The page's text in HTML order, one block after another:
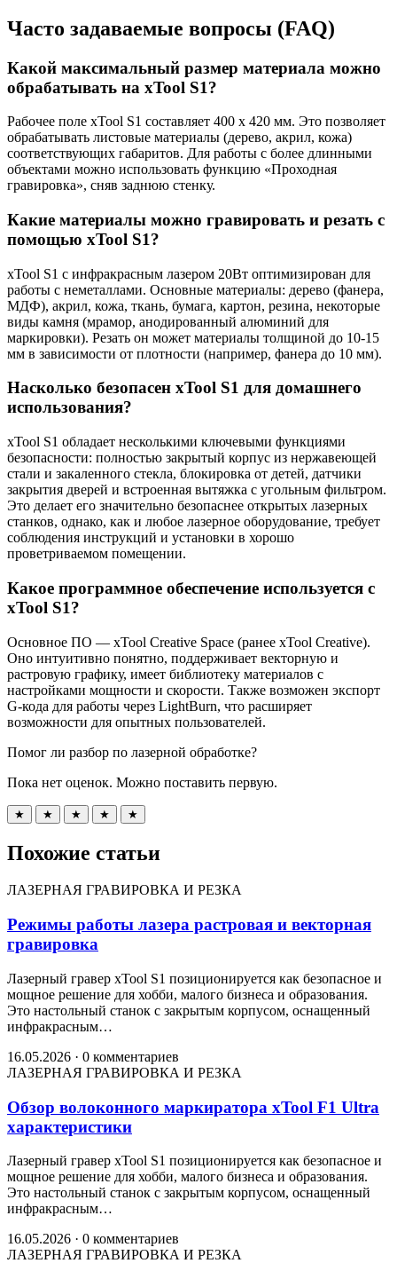
Часто задаваемые вопросы (FAQ)
Какой максимальный размер материала можно
обрабатывать на xTool S1?
Рабочее поле xTool S1 составляет 400 x 420 мм. Это позволяет
обрабатывать листовые материалы (дерево, акрил, кожа)
соответствующих габаритов. Для работы с более длинными
объектами можно использовать функцию «Проходная
гравировка», сняв заднюю стенку.
Какие материалы можно гравировать и резать с
помощью xTool S1?
xTool S1 с инфракрасным лазером 20Вт оптимизирован для
работы с неметаллами. Основные материалы: дерево (фанера,
МДФ), акрил, кожа, ткань, бумага, картон, резина, некоторые
виды камня (мрамор, анодированный алюминий для
маркировки). Резать он может материалы толщиной до 10-15
мм в зависимости от плотности (например, фанера до 10 мм).
Насколько безопасен xTool S1 для домашнего
использования?
xTool S1 обладает несколькими ключевыми функциями
безопасности: полностью закрытый корпус из нержавеющей
стали и закаленного стекла, блокировка от детей, датчики
закрытия дверей и встроенная вытяжка с угольным фильтром.
Это делает его значительно безопаснее открытых лазерных
станков, однако, как и любое лазерное оборудование, требует
соблюдения инструкций и установки в хорошо
проветриваемом помещении.
Какое программное обеспечение используется с
xTool S1?
Основное ПО — xTool Creative Space (ранее xTool Creative).
Оно интуитивно понятно, поддерживает векторную и
растровую графику, имеет библиотеку материалов с
настройками мощности и скорости. Также возможен экспорт
G-кода для работы через LightBurn, что расширяет
возможности для опытных пользователей.
Помог ли разбор по лазерной обработке?
Пока нет оценок. Можно поставить первую.
★ ★ ★ ★ ★
Похожие статьи
ЛАЗЕРНАЯ ГРАВИРОВКА И РЕЗКА
Режимы работы лазера растровая и векторная
гравировка
Лазерный гравер xTool S1 позиционируется как безопасное и
мощное решение для хобби, малого бизнеса и образования.
Это настольный станок с закрытым корпусом, оснащенный
инфракрасным…
16.05.2026 · 0 комментариев
ЛАЗЕРНАЯ ГРАВИРОВКА И РЕЗКА
Обзор волоконного маркиратора xTool F1 Ultra
характеристики
Лазерный гравер xTool S1 позиционируется как безопасное и
мощное решение для хобби, малого бизнеса и образования.
Это настольный станок с закрытым корпусом, оснащенный
инфракрасным…
16.05.2026 · 0 комментариев
ЛАЗЕРНАЯ ГРАВИРОВКА И РЕЗКА